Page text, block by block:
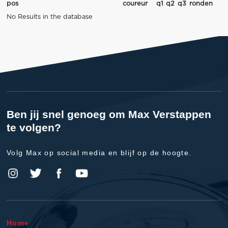
pos coureur q1 q2 q3 ronden
No Results in the database
Ben jij snel genoeg om Max Verstappen
te volgen?
Volg Max op social media en blijf op de hoogte.
Home